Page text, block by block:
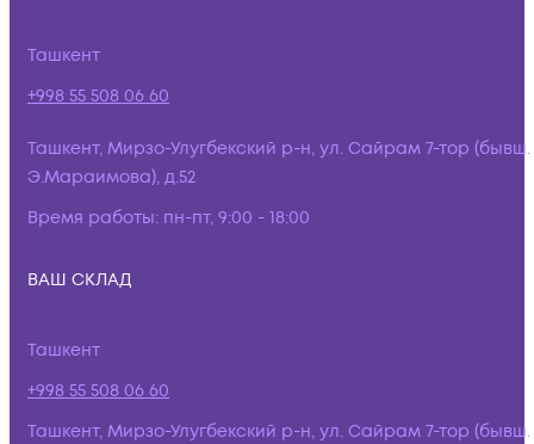
Ташкент
+998 55 508 06 60
Ташкент, Мирзо-Улугбекский р-н, ул. Сайрам 7-тор (бывш.
Э.Мараимова), д.52
Время работы: пн-пт, 9:00 - 18:00
ВАШ СКЛАД
Ташкент
+998 55 508 06 60
Ташкент, Мирзо-Улугбекский р-н, ул. Сайрам 7-тор (бывш.